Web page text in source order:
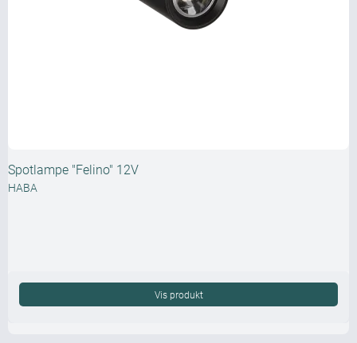
Spotlampe "Felino" 12V
HABA
Vis produkt